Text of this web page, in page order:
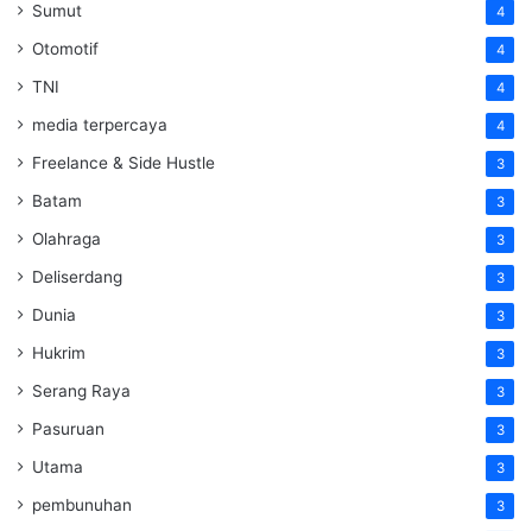
Sumut 4
Otomotif 4
TNI 4
media terpercaya 4
Freelance & Side Hustle 3
Batam 3
Olahraga 3
Deliserdang 3
Dunia 3
Hukrim 3
Serang Raya 3
Pasuruan 3
Utama 3
pembunuhan 3